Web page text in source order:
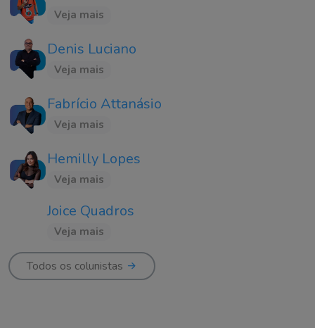
Veja mais
Denis Luciano
Veja mais
Fabrício Attanásio
Veja mais
Hemilly Lopes
Veja mais
Joice Quadros
Veja mais
Todos os colunistas